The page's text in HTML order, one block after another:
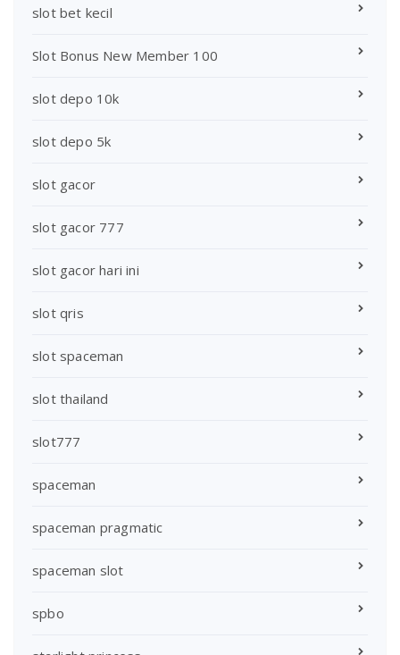
slot bet kecil
Slot Bonus New Member 100
slot depo 10k
slot depo 5k
slot gacor
slot gacor 777
slot gacor hari ini
slot qris
slot spaceman
slot thailand
slot777
spaceman
spaceman pragmatic
spaceman slot
spbo